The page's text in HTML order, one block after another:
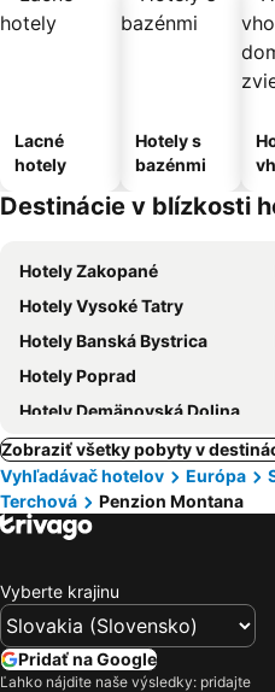
Lacné
hotely
Hotely s
bazénmi
Destinácie v blízkosti
Hotely Zakopané
Hotely Vysoké Tatry
Hotely Banská Bystrica
Hotely Poprad
Hotely Demänovská Dolina
Zobraziť všetky pobyty v
Vyhľadávač hotelov
Európa
Terchová
Penzion Montana
Vyberte krajinu
Pridať na Google
Ľahko nájdite naše výsledky: pridajte